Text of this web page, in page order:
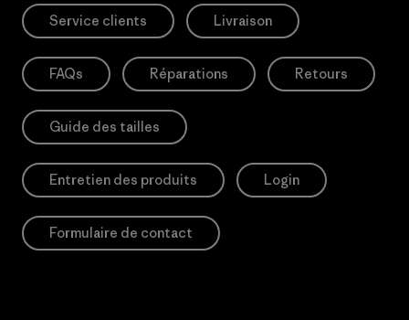
Service clients Livraison
FAQs Réparations Retours
Guide des tailles
Entretien des produits Login
Formulaire de contact